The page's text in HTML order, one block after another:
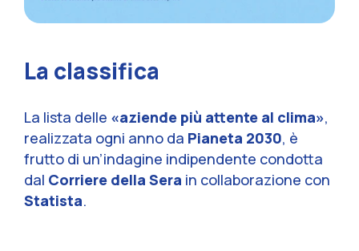
La classifica
La lista delle «aziende più attente al clima»,
realizzata ogni anno da Pianeta 2030, è
frutto di un’indagine indipendente condotta
dal Corriere della Sera in collaborazione con
Statista.